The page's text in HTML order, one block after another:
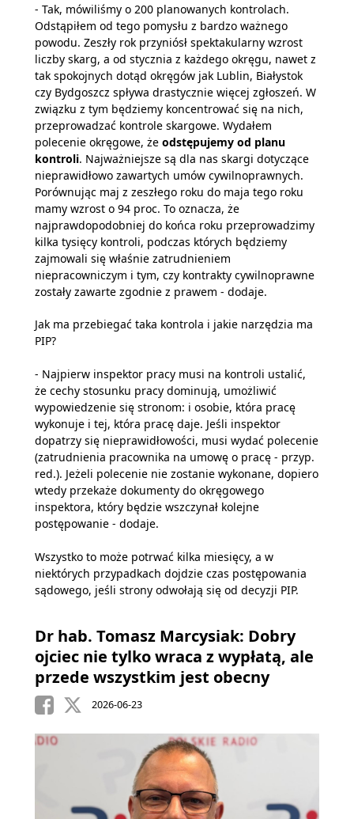
- Tak, mówiliśmy o 200 planowanych kontrolach.
Odstąpiłem od tego pomysłu z bardzo ważnego
powodu. Zeszły rok przyniósł spektakularny wzrost
liczby skarg, a od stycznia z każdego okręgu, nawet z
tak spokojnych dotąd okręgów jak Lublin, Białystok
czy Bydgoszcz spływa drastycznie więcej zgłoszeń. W
związku z tym będziemy koncentrować się na nich,
przeprowadzać kontrole skargowe. Wydałem
polecenie okręgowe, że odstępujemy od planu
kontroli. Najważniejsze są dla nas skargi dotyczące
nieprawidłowo zawartych umów cywilnoprawnych.
Porównując maj z zeszłego roku do maja tego roku
mamy wzrost o 94 proc. To oznacza, że
najprawdopodobniej do końca roku przeprowadzimy
kilka tysięcy kontroli, podczas których będziemy
zajmowali się właśnie zatrudnieniem
niepracowniczym i tym, czy kontrakty cywilnoprawne
zostały zawarte zgodnie z prawem - dodaje.
Jak ma przebiegać taka kontrola i jakie narzędzia ma
PIP?
- Najpierw inspektor pracy musi na kontroli ustalić,
że cechy stosunku pracy dominują, umożliwić
wypowiedzenie się stronom: i osobie, która pracę
wykonuje i tej, która pracę daje. Jeśli inspektor
dopatrzy się nieprawidłowości, musi wydać polecenie
(zatrudnienia pracownika na umowę o pracę - przyp.
red.). Jeżeli polecenie nie zostanie wykonane, dopiero
wtedy przekaże dokumenty do okręgowego
inspektora, który będzie wszczynał kolejne
postępowanie - dodaje.
Wszystko to może potrwać kilka miesięcy, a w
niektórych przypadkach dojdzie czas postępowania
sądowego, jeśli strony odwołają się od decyzji PIP.
Dr hab. Tomasz Marcysiak: Dobry
ojciec nie tylko wraca z wypłatą, ale
przede wszystkim jest obecny
2026-06-23